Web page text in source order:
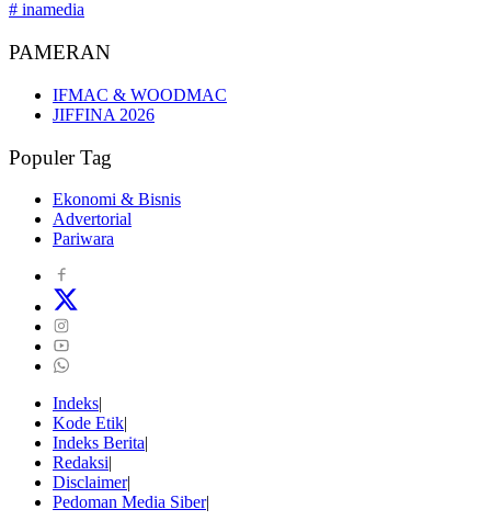
# inamedia
PAMERAN
IFMAC & WOODMAC
JIFFINA 2026
Populer Tag
Ekonomi & Bisnis
Advertorial
Pariwara
Indeks
Kode Etik
Indeks Berita
Redaksi
Disclaimer
Pedoman Media Siber